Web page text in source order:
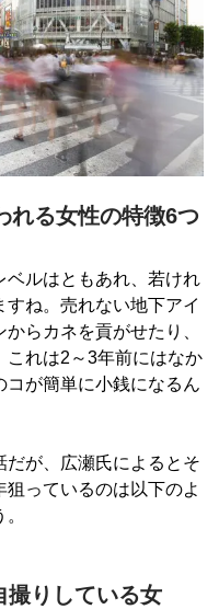
れる女性の特徴6つ
ベルはともあれ、若けれ
ね。売れない地下アイ
らカネを貢がせたり、
れは2～3年前にはなか
コが簡単に小銭になるん
が、広瀬氏によるとそ
っているのは以下のよ
撮りしている女